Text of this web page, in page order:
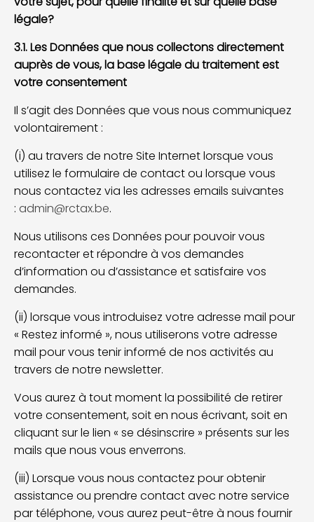
légale?
3.1. Les Données que nous collectons directement
auprès de vous, la base légale du traitement est
votre consentement
Il s’agit des Données que vous nous communiquez
volontairement :
(i) au travers de notre Site Internet lorsque vous
utilisez le formulaire de contact ou lorsque vous
nous contactez via les adresses emails suivantes
: admin@rctax.be.
Nous utilisons ces Données pour pouvoir vous
recontacter et répondre à vos demandes
d’information ou d’assistance et satisfaire vos
demandes.
(ii) lorsque vous introduisez votre adresse mail pour
« Restez informé », nous utiliserons votre adresse
mail pour vous tenir informé de nos activités au
travers de notre newsletter.
Vous aurez à tout moment la possibilité de retirer
votre consentement, soit en nous écrivant, soit en
cliquant sur le lien « se désinscrire » présents sur les
mails que nous vous enverrons.
(iii) Lorsque vous nous contactez pour obtenir
assistance ou prendre contact avec notre service
par téléphone, vous aurez peut-être à nous fournir